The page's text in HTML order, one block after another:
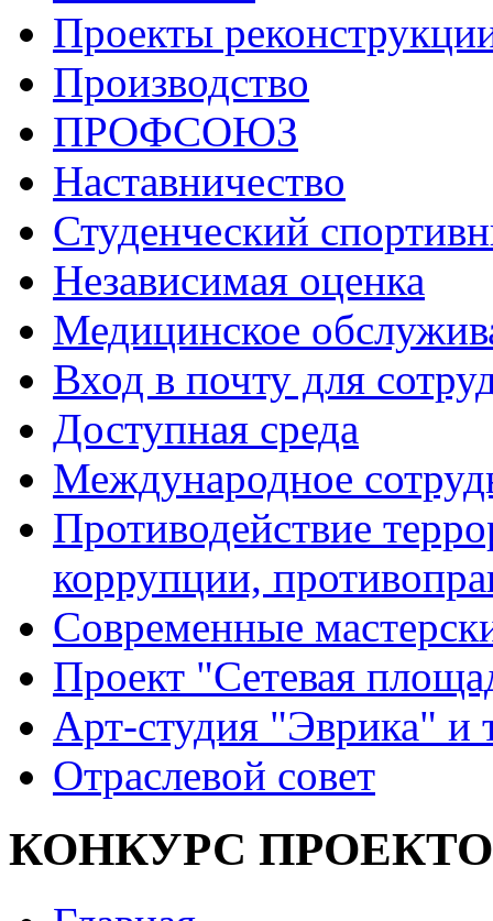
Проекты
Производство
ПРОФСОЮЗ
Наставничество
Студенческий
Независимая оценка
Медицинское
Вход в почту для
Доступная среда
Международное
Противодействие
коррупции,
Современные
Проект "Сетевая
Арт-студия "Эврика" и
Отраслевой совет
КОНКУРС